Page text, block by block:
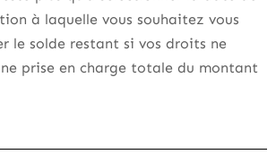
à laquelle vous souhaitez vous
le solde restant si vos droits ne
prise en charge totale du montant